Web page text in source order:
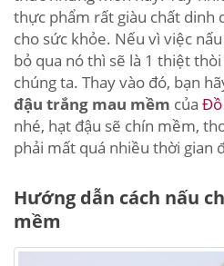
thực phẩm rất giàu chất dinh
cho sức khỏe. Nếu vì việc
bỏ qua nó thì sẽ là 1 thiệt
chúng ta. Thay vào đó, bạn
đậu trắng mau mềm của Đồ
nhé, hạt đậu sẽ chín mềm,
phải mất quá nhiều thời gian
Hướng dẫn cách nấu
mềm